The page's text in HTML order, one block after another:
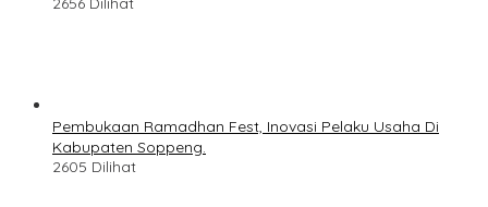
Pembukaan Ramadhan Fest, Inovasi Pelaku Usaha Di
Kabupaten Soppeng.
2605 Dilihat